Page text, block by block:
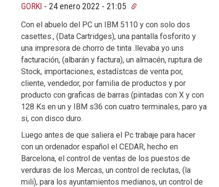
GORKI - 24 enero 2022 - 21:05
Con el abuelo del PC un IBM 5110 y con solo dos
casettes., (Data Cartridges), una pantalla fosforito y
una impresora de chorro de tinta .llevaba yo uns
facturación, (albarán y factura), un almacén, ruptura de
Stock, importaciones, estadístcas de venta por,
cliente, vendedor, por familia de productos y por
producto con graficas de barras (pintadas con X y con
128 Ks en un y IBM s36 con cuatro terminales, paro ya
si, con disco duro.
Luego antes de que saliera el Pc trabaje para hacer
con un ordenador español el CEDAR, hecho en
Barcelona, el control de ventas de los puestos de
verduras de los Mercas, un control de reclutas, (la
mili), para los ayuntamientos medianos, un control de